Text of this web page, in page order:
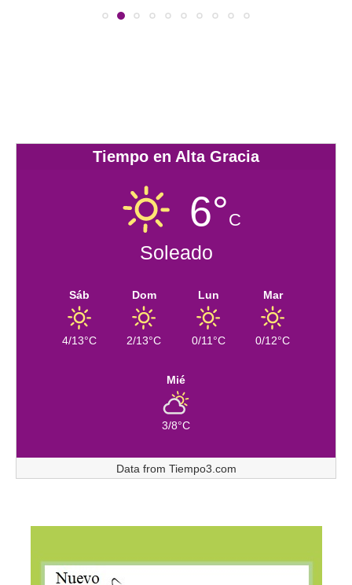
Tiempo en Alta Gracia
6°C
Soleado
Sáb
4/13°C
Dom
2/13°C
Lun
0/11°C
Mar
0/12°C
Mié
3/8°C
Data from Tiempo3.com